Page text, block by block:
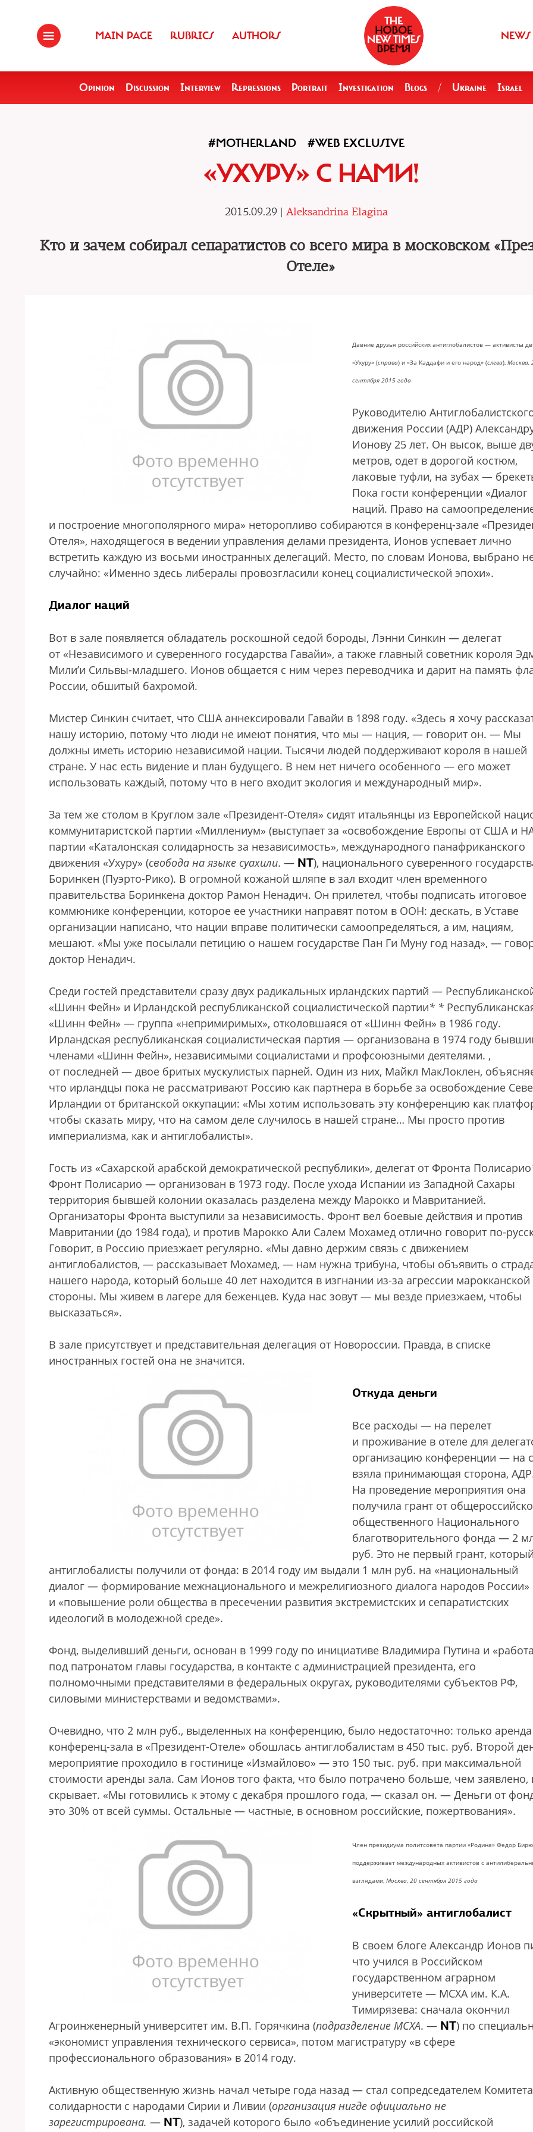
MAIN PAGE RUBRICS AUTHORS NEWS
Opinion Discussion Interview Repressions Portrait Investigation Blogs / Ukraine Israel
#MOTHERLAND #WEB EXCLUSIVE
«УХУРУ» С НАМИ!
2015.09.29 | Aleksandrina Elagina
Кто и зачем собирал сепаратистов со всего мира в московском
Отеле»
Давние друзья российских антиглобалистов — активисты
«Ухуру» (справа) и «За Каддафи и его народ» (слева), Москва,
сентября 2015 года
Руководителю
движения России (АДР)
Ионову 25 лет. Он высок, выше
метров, одет в дорогой костюм,
лаковые туфли, на зубах —
Пока гости конференции «Диалог
наций. Право на
и построение многополярного мира» неторопливо собираются в конференц-зале
Отеля», находящегося в ведении управления делами президента, Ионов успевает лично
встретить каждую из восьми иностранных делегаций. Место, по словам Ионова, выбрано
случайно: «Именно здесь либералы провозгласили конец социалистической эпохи».
Диалог наций
Вот в зале появляется обладатель роскошной седой бороды, Лэнни Синкин — делегат
от «Независимого и суверенного государства Гавайи», а также главный советник короля
Мили’и Сильвы-младшего. Ионов общается с ним через переводчика и дарит на память
России, обшитый бахромой.
Мистер Синкин считает, что США аннексировали Гавайи в 1898 году. «Здесь я хочу
нашу историю, потому что люди не имеют понятия, что мы — нация, — говорит он. — Мы
должны иметь историю независимой нации. Тысячи людей поддерживают короля в нашей
стране. У нас есть видение и план будущего. В нем нет ничего особенного — его может
использовать каждый, потому что в него входит экология и международный мир».
За тем же столом в Круглом зале «Президент-Отеля» сидят итальянцы из Европейской
коммунитаристской партии «Миллениум» (выступает за «освобождение Европы от США и
партии «Каталонская солидарность за независимость», международного панафриканского
движения «Ухуру» (свобода на языке суахили. — NT), национального суверенного
Боринкен (Пуэрто-Рико). В огромной кожаной шляпе в зал входит член временного
правительства Боринкена доктор Рамон Ненадич. Он прилетел, чтобы подписать итоговое
коммюнике конференции, которое ее участники направят потом в ООН: дескать, в Уставе
организации написано, что нации вправе политически самоопределяться, а им, нациям,
мешают. «Мы уже посылали петицию о нашем государстве Пан Ги Муну год назад», —
доктор Ненадич.
Среди гостей представители сразу двух радикальных ирландских партий —
«Шинн Фейн» и Ирландской республиканской социалистической партии* *
«Шинн Фейн» — группа «непримиримых», отколовшаяся от «Шинн Фейн» в 1986 году.
Ирландская республиканская социалистическая партия — организована в 1974 году
членами «Шинн Фейн», независимыми социалистами и профсоюзными деятелями. ,
от последней — двое бритых мускулистых парней. Один из них, Майкл МакЛоклен,
что ирландцы пока не рассматривают Россию как партнера в борьбе за освобождение
Ирландии от британской оккупации: «Мы хотим использовать эту конференцию как
чтобы сказать миру, что на самом деле случилось в нашей стране… Мы просто против
империализма, как и антиглобалисты».
Гость из «Сахарской арабской демократической республики», делегат от Фронта Полисарио
Фронт Полисарио — организован в 1973 году. После ухода Испании из Западной Сахары
территория бывшей колонии оказалась разделена между Марокко и Мавританией.
Организаторы Фронта выступили за независимость. Фронт вел боевые действия и против
Мавритании (до 1984 года), и против Марокко Али Салем Мохамед отлично говорит по-
Говорит, в Россию приезжает регулярно. «Мы давно держим связь с движением
антиглобалистов, — рассказывает Мохамед, — нам нужна трибуна, чтобы объявить о
нашего народа, который больше 40 лет находится в изгнании из-за агрессии марокканской
стороны. Мы живем в лагере для беженцев. Куда нас зовут — мы везде приезжаем, чтобы
высказаться».
В зале присутствует и представительная делегация от Новороссии. Правда, в списке
иностранных гостей она не значится.
Откуда деньги
Все расходы — на перелет
и проживание в отеле для
организацию конференции — на
взяла принимающая сторона,
На проведение мероприятия она
получила грант от
общественного Национального
благотворительного фонда — 2
руб. Это не первый грант, который
антиглобалисты получили от фонда: в 2014 году им выдали 1 млн руб. на «национальный
диалог — формирование межнационального и межрелигиозного диалога народов России»
и «повышение роли общества в пресечении развития экстремистских и сепаратистских
идеологий в молодежной среде».
Фонд, выделивший деньги, основан в 1999 году по инициативе Владимира Путина и
под патронатом главы государства, в контакте с администрацией президента, его
полномочными представителями в федеральных округах, руководителями субъектов РФ,
силовыми министерствами и ведомствами».
Очевидно, что 2 млн руб., выделенных на конференцию, было недостаточно: только аренда
конференц-зала в «Президент-Отеле» обошлась антиглобалистам в 450 тыс. руб. Второй
мероприятие проходило в гостинице «Измайлово» — это 150 тыс. руб. при максимальной
стоимости аренды зала. Сам Ионов того факта, что было потрачено больше, чем заявлено,
скрывает. «Мы готовились к этому с декабря прошлого года, — сказал он. — Деньги от
это 30% от всей суммы. Остальные — частные, в основном российские, пожертвования».
Член президиума политсовета партии «Родина» Федор
поддерживает международных активистов с
взглядами, Москва, 20 сентября 2015 года
«Скрытный» антиглобалист
В своем блоге Александр Ионов
что учился в Российском
государственном аграрном
университете — МСХА им. К.А.
Тимирязева: сначала окончил
Агроинженерный университет им. В.П. Горячкина (подразделение МСХА. — NT) по
«экономист управления технического сервиса», потом магистратуру «в сфере
профессионального образования» в 2014 году.
Активную общественную жизнь начал четыре года назад — стал сопредседателем Комитета
солидарности с народами Сирии и Ливии (организация нигде официально не
зарегистрирована. — NT), задачей которого было «объединение усилий российской